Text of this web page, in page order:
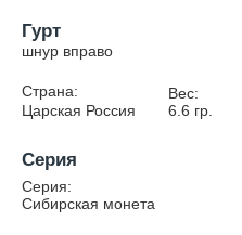
Гурт
шнур вправо
Страна:
Царская Россия
Вес:
6.6 гр.
Серия
Серия:
Сибирская монета